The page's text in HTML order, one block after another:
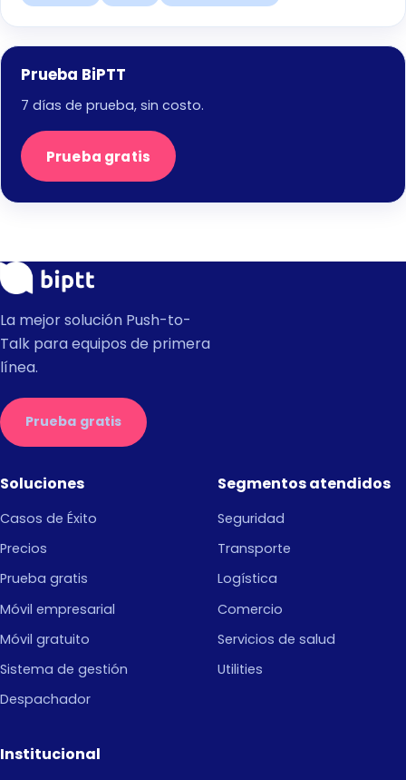
Prueba BiPTT
7 días de prueba, sin costo.
Prueba gratis
La mejor solución Push-to-
Talk para equipos de primera
línea.
Prueba gratis
Soluciones
Casos de Éxito
Precios
Prueba gratis
Móvil empresarial
Móvil gratuito
Sistema de gestión
Despachador
Segmentos atendidos
Seguridad
Transporte
Logística
Comercio
Servicios de salud
Utilities
Institucional